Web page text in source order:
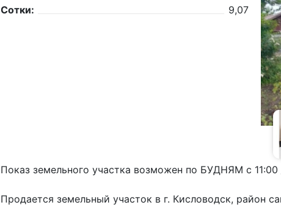
Сотки:
9,07
Показ земельного участка возможен по БУДНЯМ с 11:00
Продается земельный участок в г. Кисловодск, район